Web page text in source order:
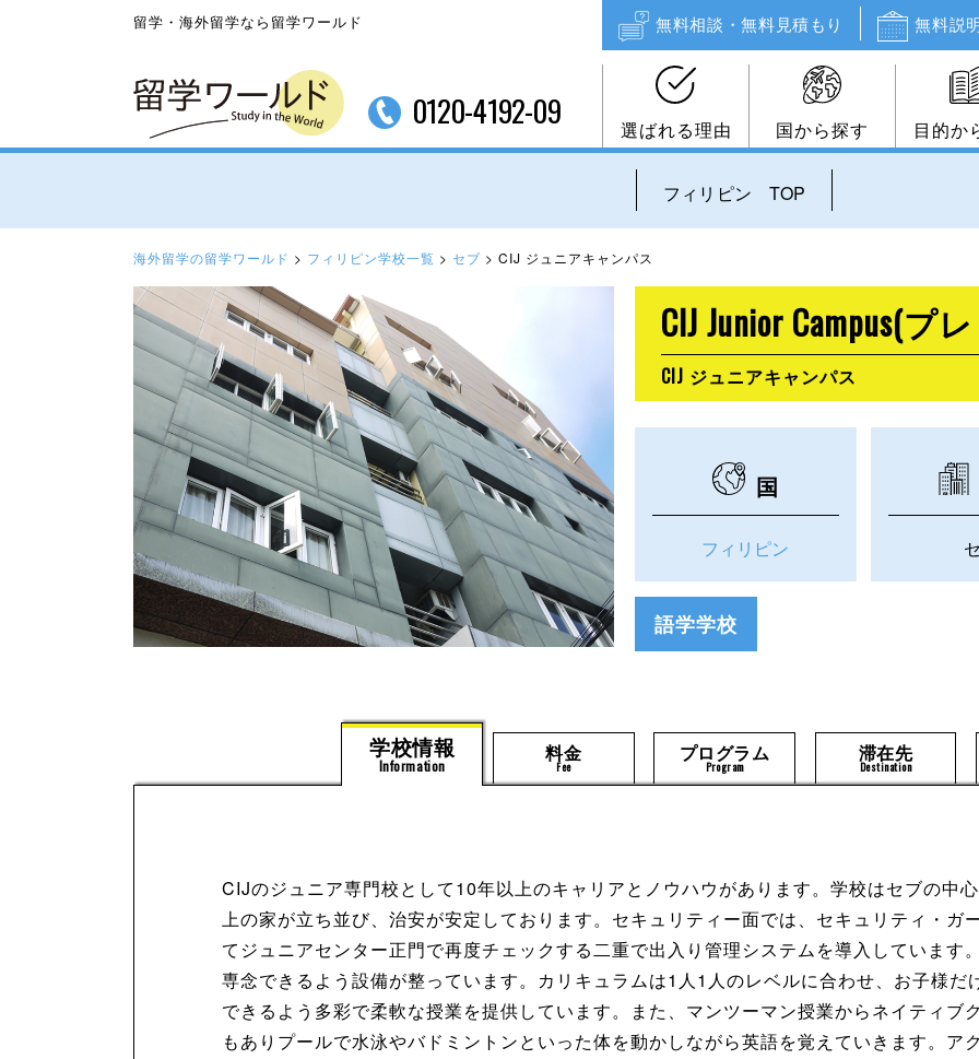
留学・海外留学なら留学ワールド 無料相談・無料見積もり 無料説
0120-4192-09 選ばれる理由 国から探す 目的か
フィリピン TOP
海外留学の留学ワールド > フィリピン学校一覧 > セブ > CIJ ジュニアキャンパス
CIJ Junior Campus(
CIJ ジュニアキャンパス
国
フィリピン
語学学校
学校情報
Information
料金
Fee
プログラム
Program
滞在先
Destination
CIJのジュニア専門校として10年以上のキャリアとノウハウがあります。学校はセブの中
上の家が立ち並び、治安が安定しております。セキュリティー面では、セキュリティ・ガ
てジュニアセンター正門で再度チェックする二重で出入り管理システムを導入しています
専念できるよう設備が整っています。カリキュラムは1人1人のレベルに合わせ、お子様だ
できるよう多彩で柔軟な授業を提供しています。また、マンツーマン授業からネイティブ
もありプールで水泳やバドミントンといった体を動かしながら英語を覚えていきます。ア